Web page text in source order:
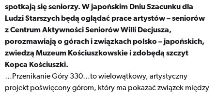
spotkają się seniorzy. W japońskim Dniu Szacunku dla
Ludzi Starszych będą oglądać prace artystów – seniorów
z Centrum Aktywności Seniorów Willi Decjusza,
porozmawiają o górach i związkach polsko – japońskich,
zwiedzą Muzeum Kościuszkowskie i zdobędą szczyt
Kopca Kościuszki.
…Przenikanie Góry 330…to wielowątkowy, artystyczny
projekt poświęcony górom, który ma pokazać związek między